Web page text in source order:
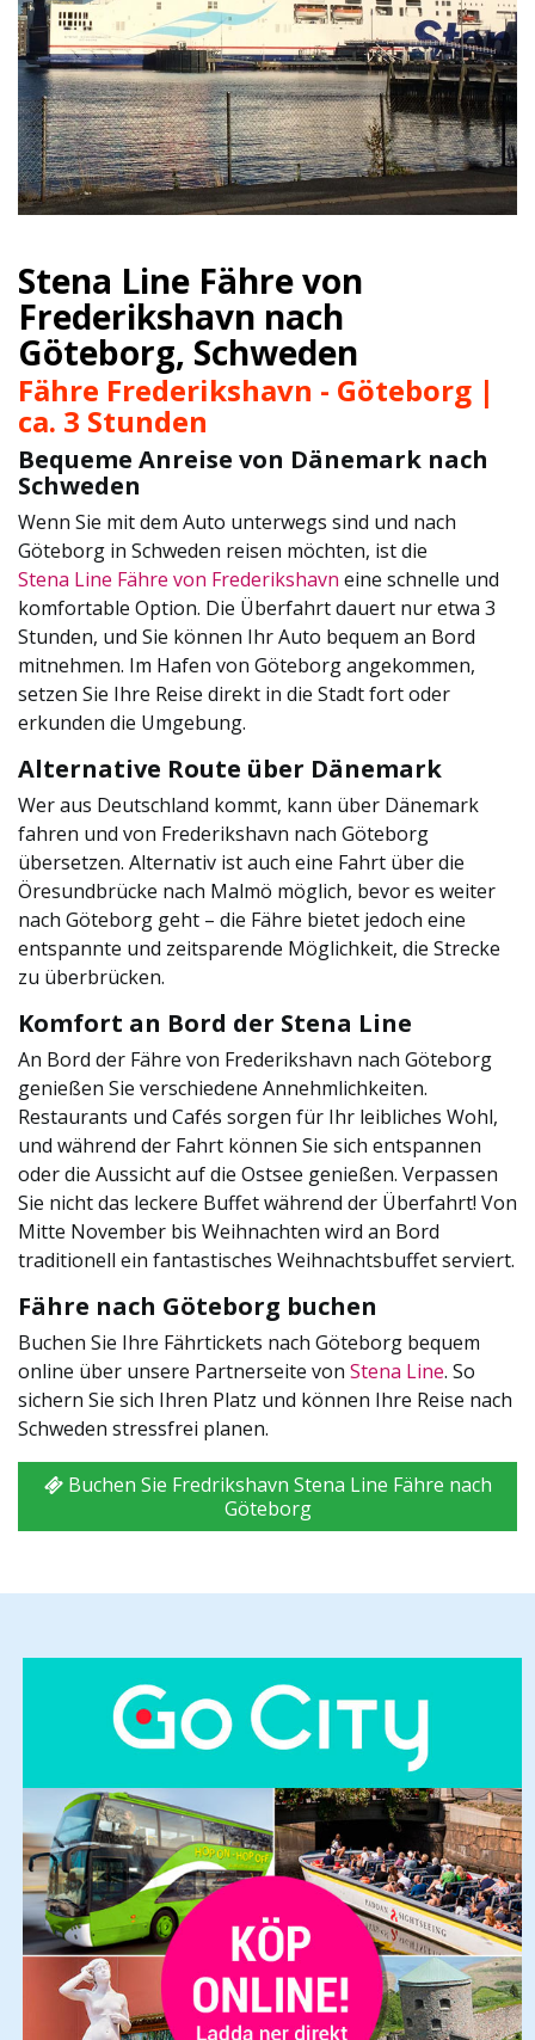
Stena Line Fähre von
Frederikshavn nach
Göteborg, Schweden
Fähre Frederikshavn - Göteborg |
ca. 3 Stunden
Bequeme Anreise von Dänemark nach
Schweden
Wenn Sie mit dem Auto unterwegs sind und nach
Göteborg in Schweden reisen möchten, ist die
Stena Line Fähre von Frederikshavn eine schnelle und
komfortable Option. Die Überfahrt dauert nur etwa 3
Stunden, und Sie können Ihr Auto bequem an Bord
mitnehmen. Im Hafen von Göteborg angekommen,
setzen Sie Ihre Reise direkt in die Stadt fort oder
erkunden die Umgebung.
Alternative Route über Dänemark
Wer aus Deutschland kommt, kann über Dänemark
fahren und von Frederikshavn nach Göteborg
übersetzen. Alternativ ist auch eine Fahrt über die
Öresundbrücke nach Malmö möglich, bevor es weiter
nach Göteborg geht – die Fähre bietet jedoch eine
entspannte und zeitsparende Möglichkeit, die Strecke
zu überbrücken.
Komfort an Bord der Stena Line
An Bord der Fähre von Frederikshavn nach Göteborg
genießen Sie verschiedene Annehmlichkeiten.
Restaurants und Cafés sorgen für Ihr leibliches Wohl,
und während der Fahrt können Sie sich entspannen
oder die Aussicht auf die Ostsee genießen. Verpassen
Sie nicht das leckere Buffet während der Überfahrt! Von
Mitte November bis Weihnachten wird an Bord
traditionell ein fantastisches Weihnachtsbuffet serviert.
Fähre nach Göteborg buchen
Buchen Sie Ihre Fährtickets nach Göteborg bequem
online über unsere Partnerseite von Stena Line. So
sichern Sie sich Ihren Platz und können Ihre Reise nach
Schweden stressfrei planen.
Buchen Sie Fredrikshavn Stena Line Fähre nach
Göteborg